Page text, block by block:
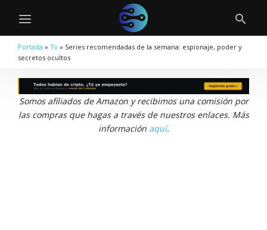
Portada » Tv » Series recomendadas de la semana: espionaje, poder y
secretos ocultos
Somos afiliados de Amazon y recibimos una comisión por
las compras que hagas a través de nuestros enlaces. Más
información aquí.